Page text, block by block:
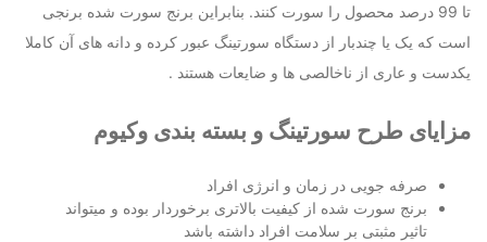
تا 99 درصد محصول را سورت کنند. بنابراین برنج سورت شده برنجی
است که یک یا چندبار از دستگاه سورتینگ عبور کرده و دانه های آن کاملا
یکدست و عاری از ناخالصی ها و ضایعات هستند .
مزایای طرح سورتینگ و بسته بندی وکیوم
صرفه جویی در زمان و انرژی افراد
برنج سورت شده از کیفیت بالاتری برخوردار بوده و میتواند
تاثیر مثبتی بر سلامت افراد داشته باشد